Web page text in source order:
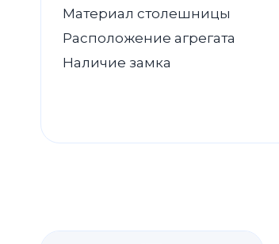
Материал столешницы
Расположение агрегата
Наличие замка